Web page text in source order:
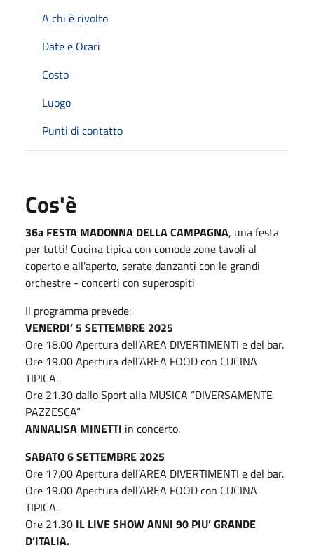
A chi è rivolto
Date e Orari
Costo
Luogo
Punti di contatto
Cos'è
36a FESTA MADONNA DELLA CAMPAGNA, una festa
per tutti! Cucina tipica con comode zone tavoli al
coperto e all'aperto, serate danzanti con le grandi
orchestre - concerti con superospiti
Il programma prevede:
VENERDI’ 5 SETTEMBRE 2025
Ore 18.00 Apertura dell’AREA DIVERTIMENTI e del bar.
Ore 19.00 Apertura dell’AREA FOOD con CUCINA
TIPICA.
Ore 21.30 dallo Sport alla MUSICA “DIVERSAMENTE
PAZZESCA”
ANNALISA MINETTI in concerto.
SABATO 6 SETTEMBRE 2025
Ore 17.00 Apertura dell’AREA DIVERTIMENTI e del bar.
Ore 19.00 Apertura dell’AREA FOOD con CUCINA
TIPICA.
Ore 21.30 IL LIVE SHOW ANNI 90 PIU’ GRANDE
D’ITALIA.